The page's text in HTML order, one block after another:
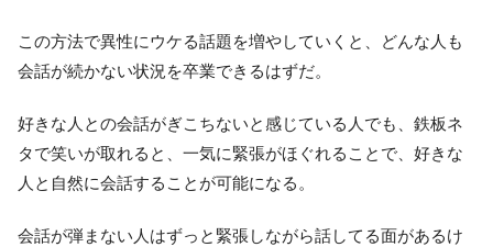
この方法で異性にウケる話題を増やしていくと、どんな人も
会話が続かない状況を卒業できるはずだ。
好きな人との会話がぎこちないと感じている人でも、鉄板ネ
タで笑いが取れると、一気に緊張がほぐれることで、好きな
人と自然に会話することが可能になる。
会話が弾まない人はずっと緊張しながら話してる面があるけ